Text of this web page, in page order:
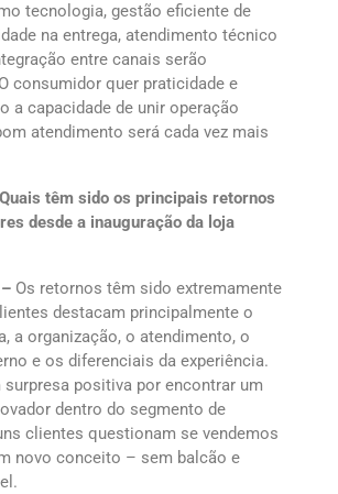
tecnologia, gestão eficiente de
na entrega, atendimento técnico
entre canais serão
consumidor quer praticidade e
a capacidade de unir operação
atendimento será cada vez mais
têm sido os principais retornos
desde a inauguração da loja
Os retornos têm sido extremamente
destacam principalmente o
a organização, o atendimento, o
e os diferenciais da experiência.
positiva por encontrar um
dentro do segmento de
clientes questionam se vendemos
novo conceito – sem balcão e